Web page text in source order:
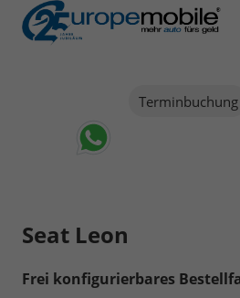
Terminbuchung
Seat Leon
Frei konfigurierbares